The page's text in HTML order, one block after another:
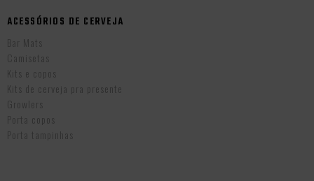
ACESSÓRIOS DE CERVEJA
Bar Mats
Camisetas
Kits e copos
Kits de cerveja pra presente
Growlers
Porta copos
Porta tampinhas